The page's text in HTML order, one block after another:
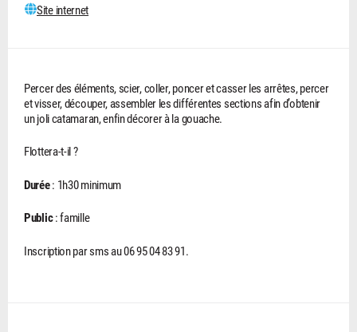
Site internet
Percer des éléments, scier, coller, poncer et casser les arrêtes, percer
et visser, découper, assembler les différentes sections afin d’obtenir
un joli catamaran, enfin décorer à la gouache.
Flottera-t-il ?
Durée: 1h30 minimum
Public: famille
Inscription par sms au 06 95 04 83 91.